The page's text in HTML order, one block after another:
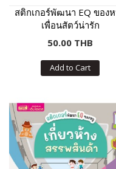
สติกเกอร์พัฒนา EQ ของ
เพื่อนสัตว์น่ารัก
50.00 THB
Add to Cart